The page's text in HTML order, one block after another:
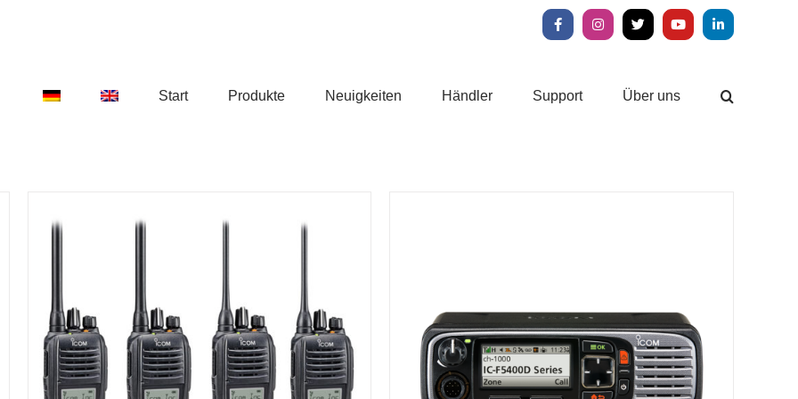
FacebookInstagram
X YouTubeLinkedIn
Start Produkte Neuigkeiten Händler Support Über uns
DETAILS